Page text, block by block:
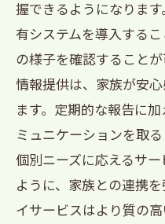
握できるようになりま
有システムを導入する
の様子を確認すること
情報提供は、家族が安
ます。定期的な報告に
ミュニケーションを取
個別ニーズに応えるサ
ように、家族との連携
イサービスはより質の